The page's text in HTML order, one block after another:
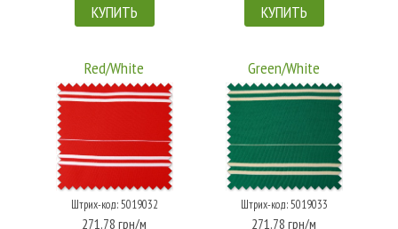
КУПИТЬ КУПИТЬ
Red/White
Штрих-код: 5019032
271.78 грн/м
Green/White
Штрих-код: 5019033
271.78 грн/м